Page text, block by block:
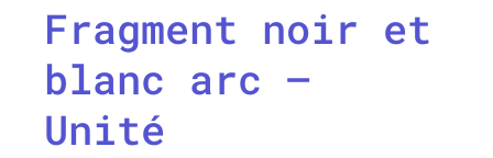
Fragment noir et
blanc arc –
Unité